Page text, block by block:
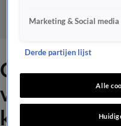
Online
Marketing & Social media
Derde partijen lijst
Alle